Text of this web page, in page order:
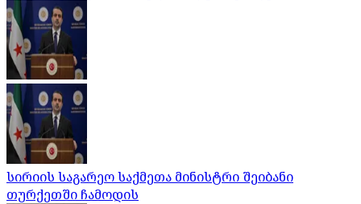
სირიის საგარეო საქმეთა მინისტრი შეიბანი
თურქეთში ჩამოდის